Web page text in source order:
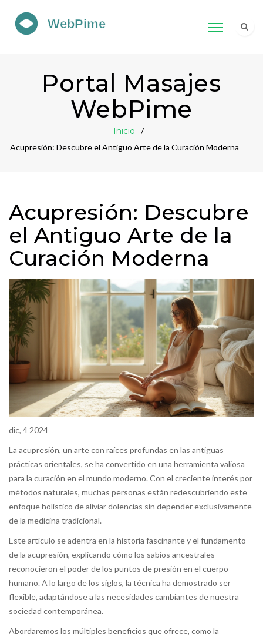
Portal Masajes
WebPime
Inicio
Acupresión: Descubre el Antiguo Arte de la Curación Moderna
Acupresión: Descubre
el Antiguo Arte de la
Curación Moderna
dic, 4 2024
La acupresión, un arte con raíces profundas en las antiguas
prácticas orientales, se ha convertido en una herramienta valiosa
para la curación en el mundo moderno. Con el creciente interés por
métodos naturales, muchas personas están redescubriendo este
enfoque holístico de aliviar dolencias sin depender exclusivamente
de la medicina tradicional.
Este artículo se adentra en la historia fascinante y el fundamento
de la acupresión, explicando cómo los sabios ancestrales
reconocieron el poder de los puntos de presión en el cuerpo
humano. A lo largo de los siglos, la técnica ha demostrado ser
flexible, adaptándose a las necesidades cambiantes de nuestra
sociedad contemporánea.
Abordaremos los múltiples beneficios que ofrece, como la